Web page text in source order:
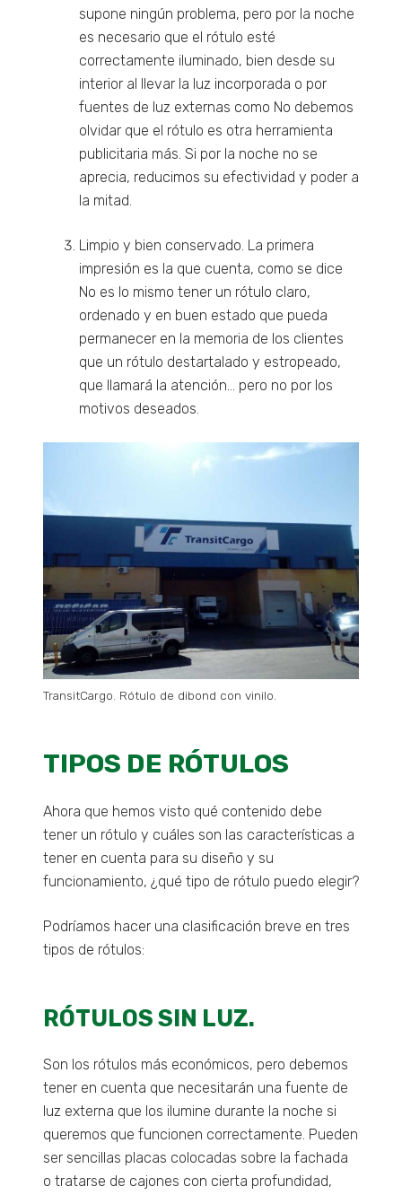
supone ningún problema, pero por la noche
es necesario que el rótulo esté
correctamente iluminado, bien desde su
interior al llevar la luz incorporada o por
fuentes de luz externas como No debemos
olvidar que el rótulo es otra herramienta
publicitaria más. Si por la noche no se
aprecia, reducimos su efectividad y poder a
la mitad.
Limpio y bien conservado. La primera
impresión es la que cuenta, como se dice
No es lo mismo tener un rótulo claro,
ordenado y en buen estado que pueda
permanecer en la memoria de los clientes
que un rótulo destartalado y estropeado,
que llamará la atención… pero no por los
motivos deseados.
TransitCargo. Rótulo de dibond con vinilo.
TIPOS DE RÓTULOS
Ahora que hemos visto qué contenido debe
tener un rótulo y cuáles son las características a
tener en cuenta para su diseño y su
funcionamiento, ¿qué tipo de rótulo puedo elegir?
Podríamos hacer una clasificación breve en tres
tipos de rótulos:
RÓTULOS SIN LUZ.
Son los rótulos más económicos, pero debemos
tener en cuenta que necesitarán una fuente de
luz externa que los ilumine durante la noche si
queremos que funcionen correctamente. Pueden
ser sencillas placas colocadas sobre la fachada
o tratarse de cajones con cierta profundidad,